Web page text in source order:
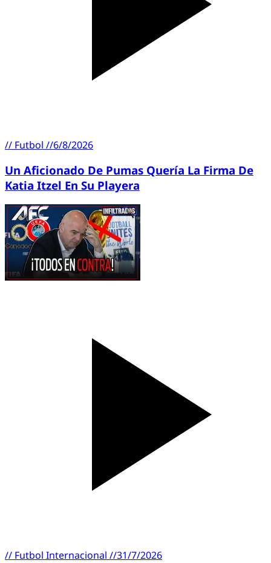
// Futbol //6/8/2026
Un Aficionado De Pumas Quería La Firma De
Katia Itzel En Su Playera
// Futbol Internacional //31/7/2026